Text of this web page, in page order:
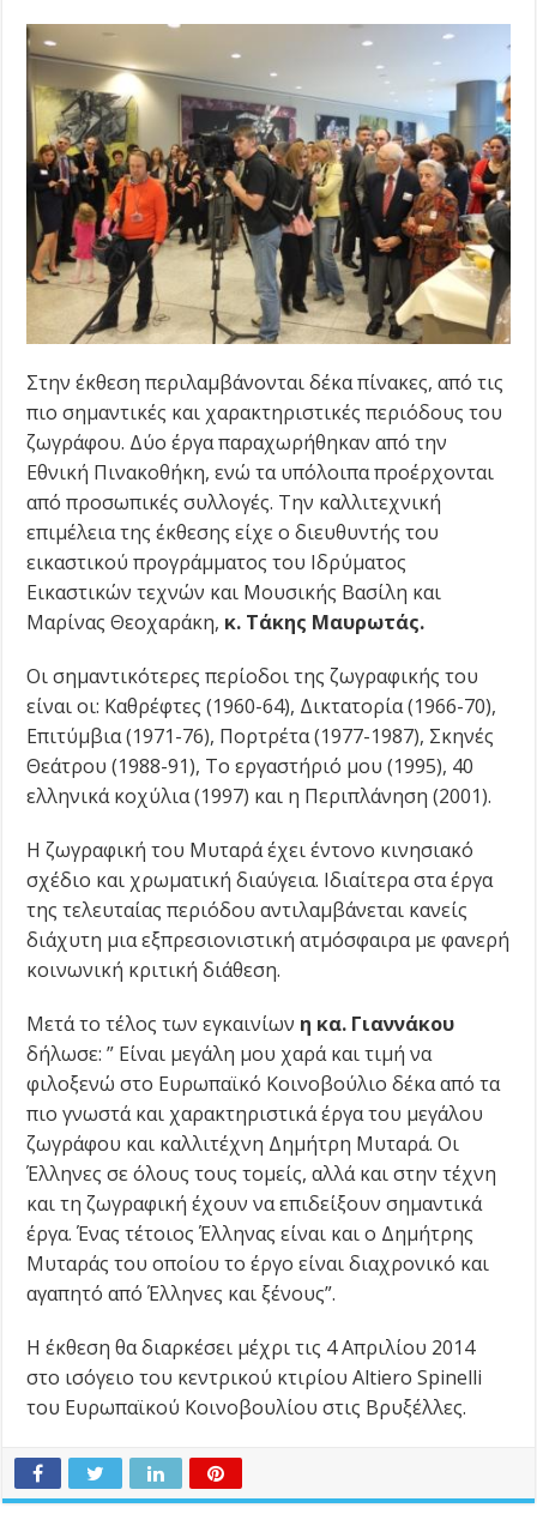
Στην έκθεση περιλαμβάνονται δέκα πίνακες, από τις
πιο σημαντικές και χαρακτηριστικές περιόδους του
ζωγράφου. Δύο έργα παραχωρήθηκαν από την
Εθνική Πινακοθήκη, ενώ τα υπόλοιπα προέρχονται
από προσωπικές συλλογές. Την καλλιτεχνική
επιμέλεια της έκθεσης είχε ο διευθυντής του
εικαστικού προγράμματος του Ιδρύματος
Εικαστικών τεχνών και Μουσικής Βασίλη και
Μαρίνας Θεοχαράκη, κ. Τάκης Μαυρωτάς.
Οι σημαντικότερες περίοδοι της ζωγραφικής του
είναι οι: Καθρέφτες (1960-64), Δικτατορία (1966-70),
Επιτύμβια (1971-76), Πορτρέτα (1977-1987), Σκηνές
Θεάτρου (1988-91), Το εργαστήριό μου (1995), 40
ελληνικά κοχύλια (1997) και η Περιπλάνηση (2001).
Η ζωγραφική του Μυταρά έχει έντονο κινησιακό
σχέδιο και χρωματική διαύγεια. Ιδιαίτερα στα έργα
της τελευταίας περιόδου αντιλαμβάνεται κανείς
διάχυτη μια εξπρεσιονιστική ατμόσφαιρα με φανερή
κοινωνική κριτική διάθεση.
Μετά το τέλος των εγκαινίων η κα. Γιαννάκου
δήλωσε: ” Είναι μεγάλη μου χαρά και τιμή να
φιλοξενώ στο Ευρωπαϊκό Κοινοβούλιο δέκα από τα
πιο γνωστά και χαρακτηριστικά έργα του μεγάλου
ζωγράφου και καλλιτέχνη Δημήτρη Μυταρά. Οι
Έλληνες σε όλους τους τομείς, αλλά και στην τέχνη
και τη ζωγραφική έχουν να επιδείξουν σημαντικά
έργα. Ένας τέτοιος Έλληνας είναι και ο Δημήτρης
Μυταράς του οποίου το έργο είναι διαχρονικό και
αγαπητό από Έλληνες και ξένους”.
Η έκθεση θα διαρκέσει μέχρι τις 4 Απριλίου 2014
στο ισόγειο του κεντρικού κτιρίου Altiero Spinelli
του Ευρωπαϊκού Κοινοβουλίου στις Βρυξέλλες.